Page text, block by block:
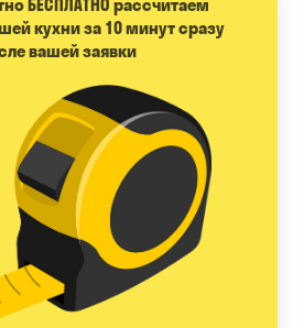
БЕСПЛАТНО расcчитаем
кухни за 10 минут сразу
вашей заявки